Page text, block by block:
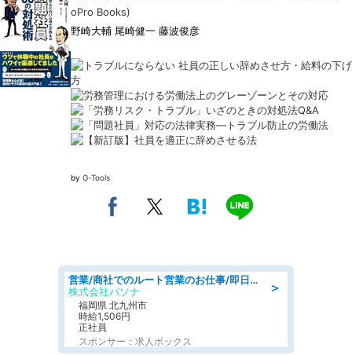
oPro Books)
野崎大輔 尾崎健一 藤波俊彦
by G-Tools
＞
営業/商社でのルート営業のお仕事/即日勤務可/車通勤可/営業
株式会社パソナ
福岡県 北九州市
時給1,506円
正社員
スポンサー：求人ボックス